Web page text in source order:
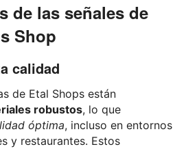
de las señales de
Shop
calidad
de Etal Shops están
robustos, lo que
óptima, incluso en entornos
y restaurantes. Estos